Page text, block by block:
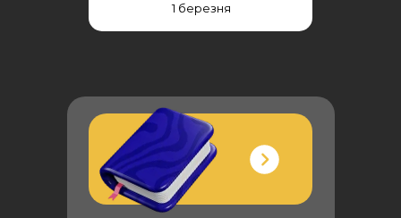
1 березня
Деталі тарифу
Розклад виходу модулів